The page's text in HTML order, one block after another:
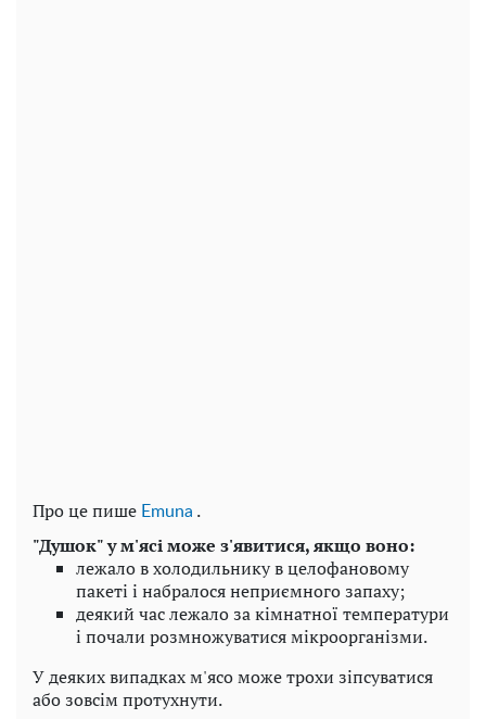
Про це пише Emuna .
"Душок" у м'ясі може з'явитися, якщо воно:
лежало в холодильнику в целофановому
пакеті і набралося неприємного запаху;
деякий час лежало за кімнатної температури
і почали розмножуватися мікроорганізми.
У деяких випадках м'ясо може трохи зіпсуватися
або зовсім протухнути.